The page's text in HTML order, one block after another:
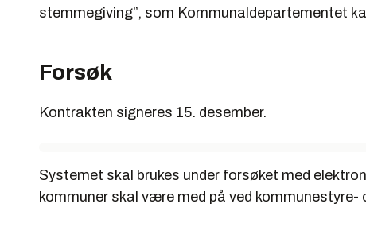
stemmegiving”, som Kommunaldepartementet
Forsøk
Kontrakten signeres 15. desember.
Systemet skal brukes under forsøket med
kommuner skal være med på ved